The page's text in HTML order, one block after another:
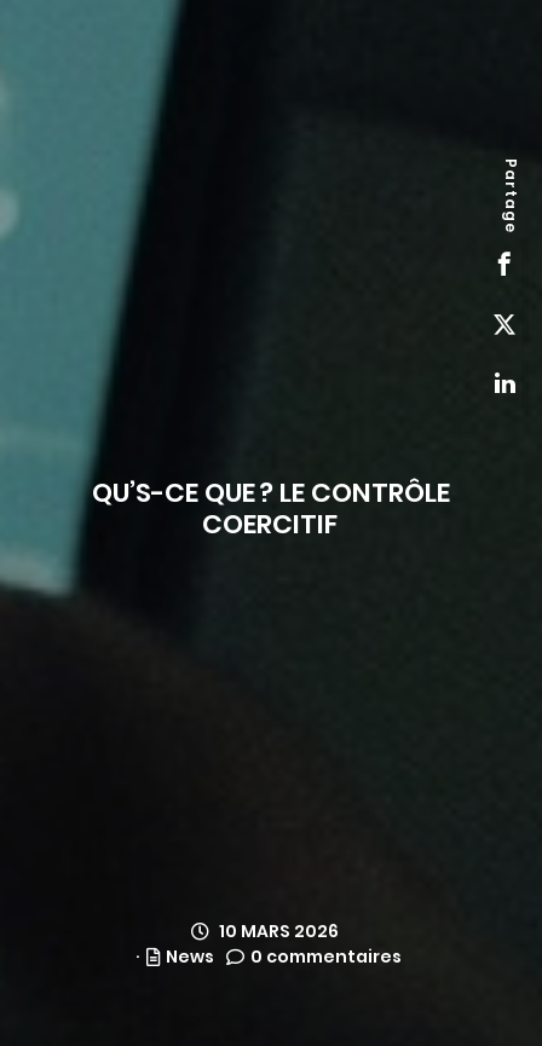
Partage
QU’S-CE QUE ? LE CONTRÔLE
COERCITIF
10 MARS 2026
News
0 commentaires